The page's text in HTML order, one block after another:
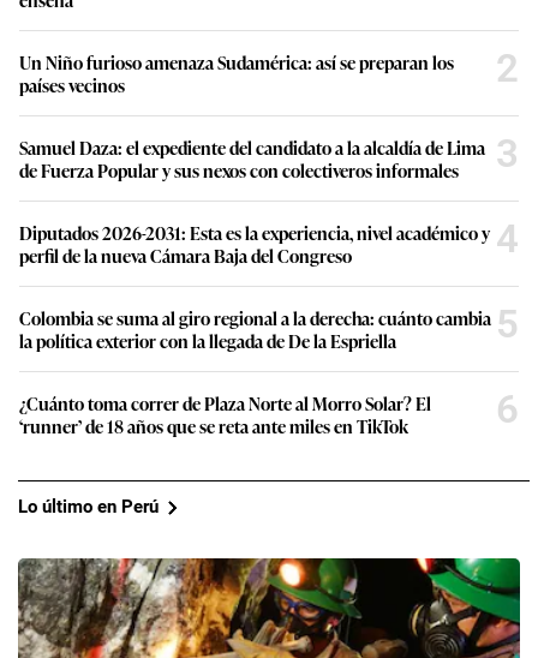
Un Niño furioso amenaza Sudamérica: así se preparan los
países vecinos
2
Samuel Daza: el expediente del candidato a la alcaldía de Lima
de Fuerza Popular y sus nexos con colectiveros informales
3
Diputados 2026-2031: Esta es la experiencia, nivel académico y
perfil de la nueva Cámara Baja del Congreso
4
Colombia se suma al giro regional a la derecha: cuánto cambia
la política exterior con la llegada de De la Espriella
5
¿Cuánto toma correr de Plaza Norte al Morro Solar? El
‘runner’ de 18 años que se reta ante miles en TikTok
6
Lo último en Perú